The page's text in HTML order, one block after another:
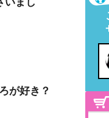
が好き？